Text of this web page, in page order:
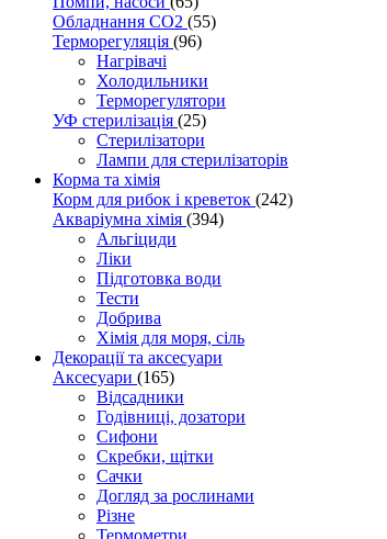
Обладнання CO2 (55)
Терморегуляція (96)
Нагрівачі
Холодильники
Терморегулятори
УФ стерилізація (25)
Стерилізатори
Лампи для стерилізаторів
Корма та хімія
Корм для рибок і креветок (242)
Акваріумна хімія (394)
Альгіциди
Ліки
Підготовка води
Тести
Добрива
Хімія для моря, сіль
Декорації та аксесуари
Аксесуари (165)
Відсадники
Годівниці, дозатори
Сифони
Скребки, щітки
Сачки
Догляд за рослинами
Різне